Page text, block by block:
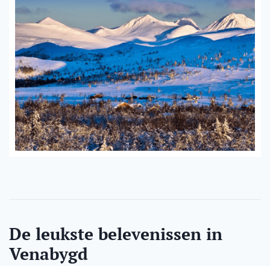
De leukste belevenissen in
Venabygd